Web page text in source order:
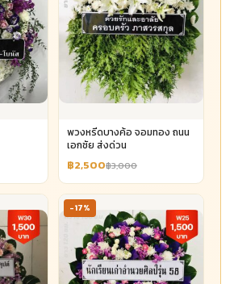
พวงหรีดบางค้อ จอมทอง ถนน
เอกชัย ส่งด่วน
฿2,500฿3,000
-17%